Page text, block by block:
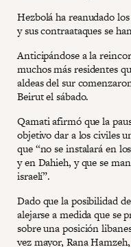
Hezbolá ha reanudado
y sus contraataques se
Anticipándose a la
muchos más residentes
aldeas del sur
Beirut el sábado.
Qamati afirmó que la
objetivo dar a los civiles
que “no se instalará en
y en Dahieh, y que se
israelí”.
Dado que la posibilidad
alejarse a medida que se
sobre una posición
vez mayor, Rana